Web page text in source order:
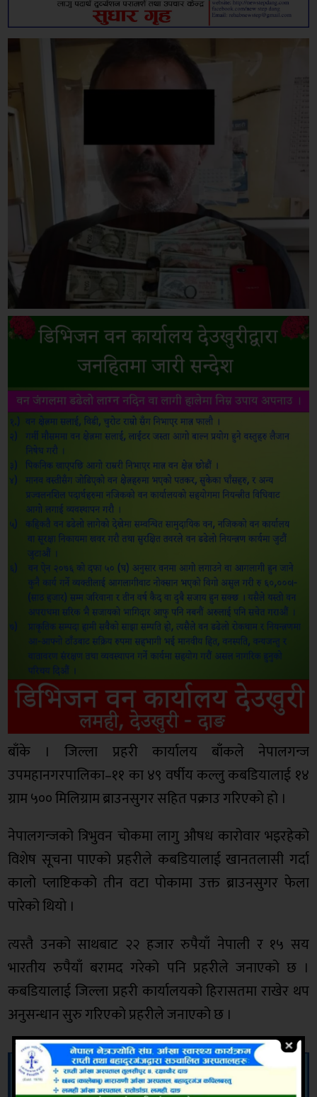
बाँके । जिल्ला प्रहरी कार्यालय बाँकले नेपालगन्ज
उपमहानगरपालिका–११ का ४९ वर्षीय कल्लु कबडियालाई १४
ग्राम ५०० मिलिग्राम ब्राउनसुगर सहित पक्राउ गरिएको हो ।
नेपालगन्जको त्रिभुवन चोकमा लागु औषध कारोवार भइरहेको
विशेष सूचना पाएको प्रहरीले कबडियालाई खानतलासी गर्दा
कालो प्लाष्टिकको तीन वटा पोकामा उक्त ब्राउनसुगर फेला
पारेको थियो ।
त्यस्तै उनको साथबाट २२ हजार रुपैयाँ नेपाली र १५ सय
भारतीय रुपैयाँ बरामद गरेको पनि प्रहरीले जनाएको छ ।
कबडियालाई जिल्ला प्रहरी कार्यालयको हिरासतमा राखेर थप
अनुसन्धान सुरु गरिएको प्रहरीले जनाएको छ ।